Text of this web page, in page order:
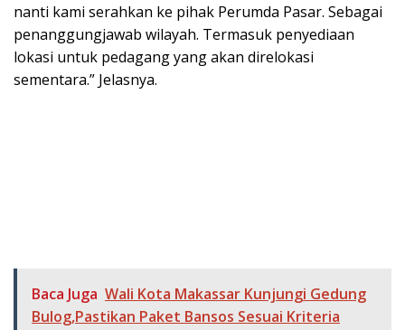
nanti kami serahkan ke pihak Perumda Pasar. Sebagai
penanggungjawab wilayah. Termasuk penyediaan
lokasi untuk pedagang yang akan direlokasi
sementara.” Jelasnya.
Baca Juga Wali Kota Makassar Kunjungi Gedung
Bulog,Pastikan Paket Bansos Sesuai Kriteria